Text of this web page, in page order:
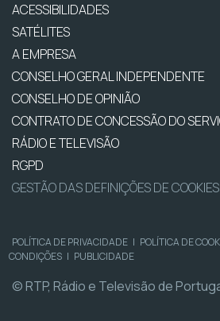
ACESSIBILIDADES
SATÉLITES
A EMPRESA
CONSELHO GERAL INDEPENDENTE
CONSELHO DE OPINIÃO
CONTRATO DE CONCESSÃO DO
RÁDIO E TELEVISÃO
RGPD
GESTÃO DAS DEFINIÇÕES DE COOKIES
POLÍTICA DE PRIVACIDADE | POLÍTICA DE
CONDIÇÕES | PUBLICIDADE
© RTP, Rádio e Televisão de